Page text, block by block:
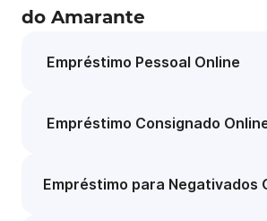
do Amarante
Empréstimo Pessoal Online
Empréstimo Consignado
Empréstimo para Negativados